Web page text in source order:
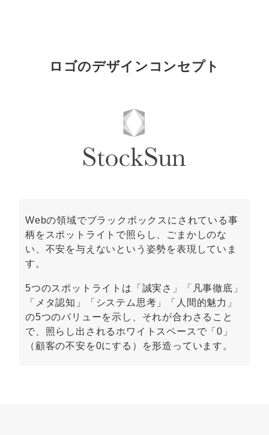
ロゴのデザインコンセプト
Webの領域でブラックボックスにされている事
柄をスポットライトで照らし、ごまかしのな
い、不安を与えないという姿勢を表現していま
す。
5つのスポットライトは「誠実さ」「凡事徹底」
「メタ認知」「システム思考」「人間的魅力」
の5つのバリューを示し、それが合わさること
で、照らし出されるホワイトスペースで「0」
（顧客の不安を0にする）を形造っています。